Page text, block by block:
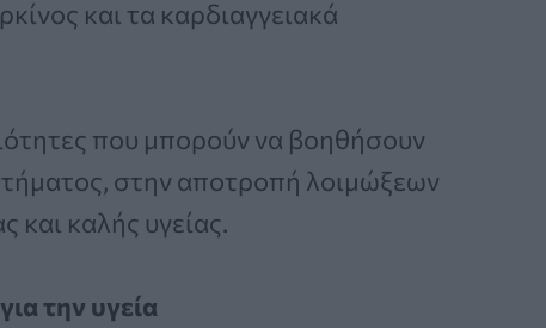
και τα καρδιαγγειακά
που μπορούν να βοηθήσουν
στην αποτροπή λοιμώξεων
και καλής υγείας.
την υγεία